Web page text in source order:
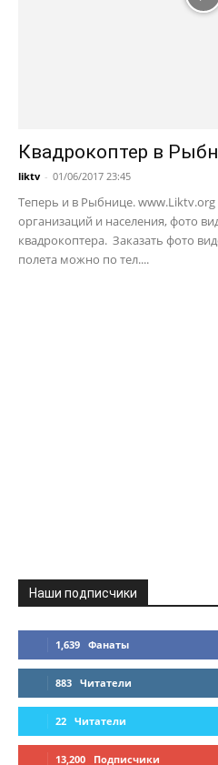
Квадрокоптер в
liktv - 01/06/2017 23:45
Теперь и в Рыбнице. www.Liktv.org
организаций и населения, фото
квадрокоптера. Заказать фото
полета можно по тел....
Наши подписчики
1,639 Фанаты
883 Читатели
22 Читатели
13,200 Подписчики